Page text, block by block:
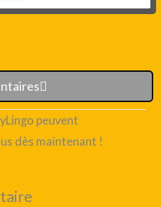
peuvent
dès maintenant !